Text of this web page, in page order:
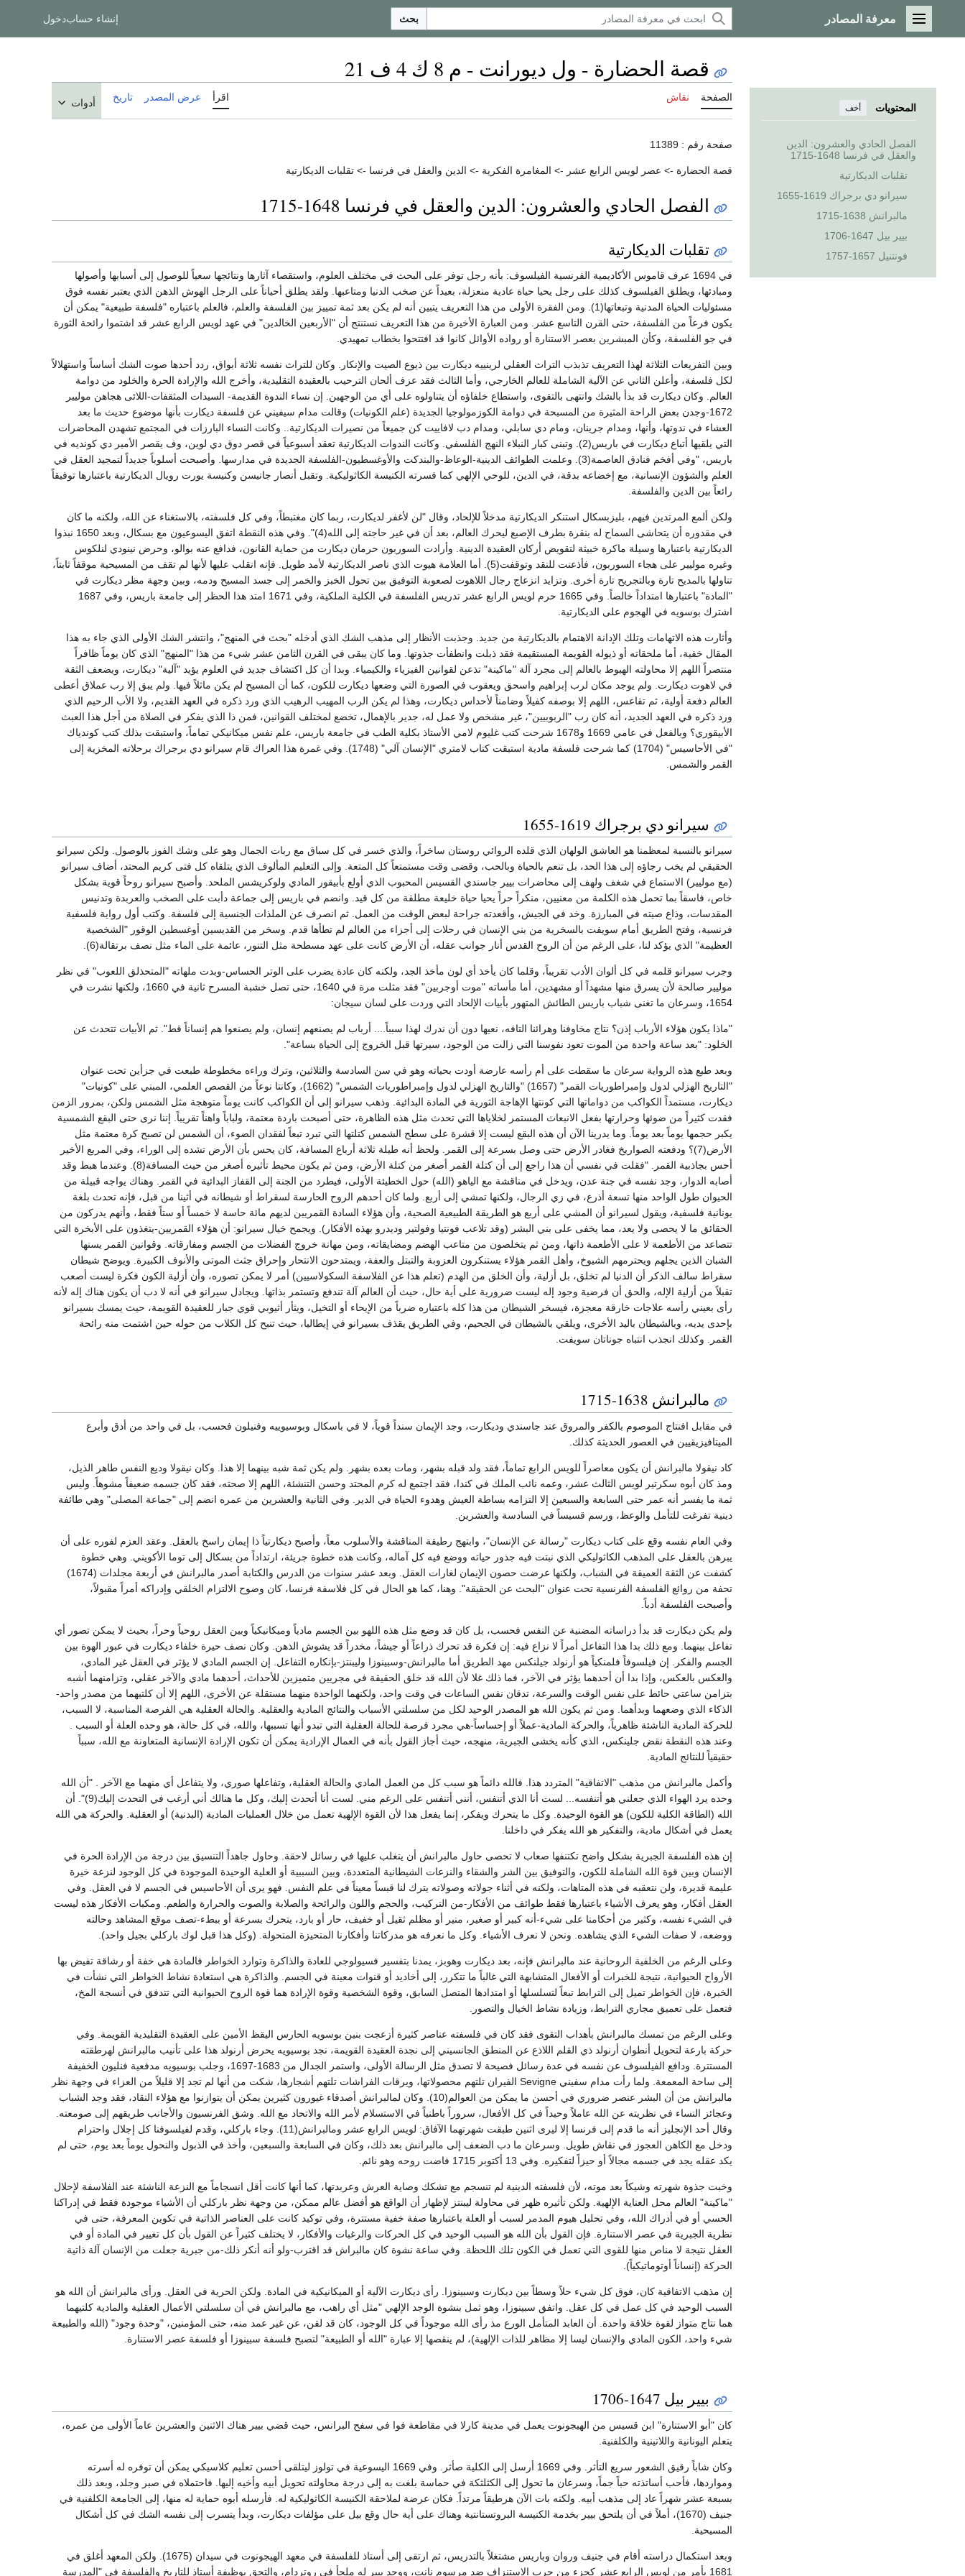
القائمة الرئيسية
معرفة المصادر بحث إنشاء حسابدخول
المحتويات أخف
الفصل الحادي والعشرون: الدين
والعقل في فرنسا 1648-1715
تقلبات الديكارتية
سيرانو دي برجراك 1619-1655
مالبرانش 1638-1715
بيير بيل 1647-1706
فونتنيل 1657-1757
قصة الحضارة - ول ديورانت - م 8 ك 4 ف 21
الصفحة نقاش اقرأ عرض المصدر تاريخ أدوات
صفحة رقم : 11389
قصة الحضارة -> عصر لويس الرابع عشر -> المغامرة الفكرية -> الدين والعقل في فرنسا -> تقلبات الديكارتية
الفصل الحادي والعشرون: الدين والعقل في فرنسا 1648-1715
تقلبات الديكارتية
في 1694 عرف قاموس الأكاديمية الفرنسية الفيلسوف: بأنه رجل توفر على البحث في مختلف العلوم، واستقصاء آثارها ونتائجها سعياً للوصول إلى أسبابها وأصولها
ومبادئها، ويطلق الفيلسوف كذلك على رجل يحيا حياة عادية منعزلة، بعيداً عن صخب الدنيا ومتاعبها. ولقد يطلق أحياناً على الرجل الهوش الذهن الذي يعتبر نفسه فوق
مسئوليات الحياة المدنية وتبعاتها(1). ومن الفقرة الأولى من هذا التعريف يتبين أنه لم يكن بعد ثمة تمييز بين الفلسفة والعلم، فالعلم باعتباره "فلسفة طبيعية" يمكن أن
يكون فرعاً من الفلسفة، حتى القرن التاسع عشر. ومن العبارة الأخيرة من هذا التعريف نستنتج أن "الأربعين الخالدين" في عهد لويس الرابع عشر قد اشتموا رائحة الثورة
في جو الفلسفة، وكأن المبشرين بعصر الاستنارة أو رواده الأوائل كانوا قد افتتحوا بخطاب تمهيدي.
وبين التفريعات الثلاثة لهذا التعريف تذبذب التراث العقلي لرينييه ديكارت بين ذيوع الصيت والإنكار. وكان للتراث نفسه ثلاثة أبواق، ردد أحدها صوت الشك أساساً واستهلالاً
لكل فلسفة، وأعلن الثاني عن الآلية الشاملة للعالم الخارجي، وأما الثالث فقد عزف ألحان الترحيب بالعقيدة التقليدية، وأخرج الله والإرادة الحرة والخلود من دوامة
العالم. وكان ديكارت قد بدأ بالشك وانتهى بالتقوى، واستطاع خلفاؤه أن يتناولوه على أي من الوجهين. إن نساء الندوة القديمة- السيدات المثقفات-اللائى هجاهن موليير
1672-وجدن بعض الراحة المثيرة من المسبحة في دوامة الكوزمولوجيا الجديدة (علم الكونيات) وقالت مدام سيفيني عن فلسفة ديكارت بأنها موضوع حديث ما بعد
العشاء في ندوتها، وأنها، ومدام جرينان، ومام دي سابلي، ومدام دب لافاييت كن جميعاً من نصيرات الديكارتية.. وكانت النساء البارزات في المجتمع تشهدن المحاضرات
التي يلقيها أتباع ديكارت في باريس(2). وتبنى كبار النبلاء النهج الفلسفي. وكانت الندوات الديكارتية تعقد أسبوعياً في قصر دوق دي لوين، وف يقصر الأمير دي كونديه في
باريس، "وفي أفخم فنادق العاصمة(3). وعلمت الطوائف الدينية-الوعاظ-والبندكت والأوغسطيون-الفلسفة الجديدة في مدارسها. وأصبحت أسلوباً جديداً لتمجيد العقل في
العلم والشؤون الإنسانية، مع إخضاعه بدقة، في الدين، للوحي الإلهي كما فسرته الكنيسة الكاثوليكية. وتقبل أنصار جانيسن وكنيسة يورت رويال الديكارتية باعتبارها توفيقاً
رائعاً بين الدين والفلسفة.
ولكن ألمع المرتدين فيهم، بليزبسكال استنكر الديكارتية مدخلاً للإلحاد، وقال "لن لأغفر لديكارت، ربما كان مغتبطاً، وفي كل فلسفته، بالاستغناء عن الله، ولكنه ما كان
في مقدوره أن يتحاشى السماح له بنقرة بطرف الإصبع ليحرك العالم، بعد أن في غير حاجته إلى الله(4)". وفي هذه النقطة اتفق اليسوعيون مع بسكال، وبعد 1650 نبذوا
الديكارتية باعتبارها وسيلة ماكرة خبيثة لتقويض أركان العقيدة الدينية. وأرادت السوربون حرمان ديكارت من حماية القانون، فدافع عنه بوالو، وحرض نينودي لنلكوس
وغيره موليير على هجاء السوربون، فأذعنت للنقد وتوقفت(5). أما العلامة هيوت الذي ناصر الديكارتية لأمد طويل. فإنه انقلب عليها لأنها لم تقف من المسيحية موقفاً ثابتاً،
تناولها بالمديح تارة وبالتجريح تارة أخرى. وتزايد انزعاج رجال اللاهوت لصعوبة التوفيق بين تحول الخبز والخمر إلى جسد المسيح ودمه، وبين وجهة مظر ديكارت في
"المادة" باعتبارها امتداداً خالصاً. وفي 1665 حرم لويس الرابع عشر تدريس الفلسفة في الكلية الملكية، وفي 1671 امتد هذا الحظر إلى جامعة باريس، وفي 1687
اشترك بوسويه في الهجوم على الديكارتية.
وأثارت هذه الاتهامات وتلك الإدانة الاهتمام بالديكارتية من جديد. وجذبت الأنظار إلى مذهب الشك الذي أدخله "بحث في المنهج"، وانتشر الشك الأولى الذي جاء به هذا
المقال خفية، أما ملحقاته أو ذيوله القويمة المستقيمة فقد ذبلت وانطفأت جذوتها. وما كان يبقى في القرن الثامن عشر شيء من هذا "المنهج" الذي كان يوماً ظافراً
منتصراً اللهم إلا محاولته الهبوط بالعالم إلى مجرد آلة "ماكينة" تذعن لقوانين الفيزياء والكيمياء. وبدا أن كل اكتشاف جديد في العلوم يؤيد "آلية" ديكارت، ويضعف الثقة
في لاهوت ديكارت. ولم يوجد مكان لرب إبراهيم واسحق ويعقوب في الصورة التي وضعها ديكارت للكون، كما أن المسيح لم يكن ماثلاً فيها. ولم يبق إلا رب عملاق أعطى
العالم دفعة أولية، ثم تقاعس، اللهم إلا بوصفه كفيلاً وضامناً لأحداس ديكارت، وهذا لم يكن الرب المهيب الرهيب الذي ورد ذكره في العهد القديم، ولا الأب الرحيم الذي
ورد ذكره في العهد الجديد، أنه كان رب "الربوبيين"، غير مشخص ولا عمل له، جدير بالإهمال، تخضع لمختلف القوانين، فمن ذا الذي يفكر في الصلاة من أجل هذا العبث
الأبيقوري؟ وبالفعل في عامي 1669 و1678 شرحت كتب غليوم لامي الأستاذ بكلية الطب في جامعة باريس، علم نفس ميكانيكي تماماً، واستبقت بذلك كتب كوندياك
"في الأحاسيس" (1704) كما شرحت فلسفة مادية استبقت كتاب لامتري "الإنسان آلي" (1748). وفي غمرة هذا العراك قام سيرانو دي برجراك برحلاته المخزية إلى
القمر والشمس.
سيرانو دي برجراك 1619-1655
سيرانو بالنسبة لمعظمنا هو العاشق الولهان الذي قلده الروائي روستان ساخراً، والذي خسر في كل سباق مع ربات الجمال وهو على وشك الفوز بالوصول. ولكن سيرانو
الحقيقي لم يخب رجاؤه إلى هذا الحد، بل تنعم بالحياة وبالحب، وقضى وقت مستمتعاً كل المتعة. وإلى التعليم المألوف الذي يتلقاه كل فتى كريم المحتد، أضاف سيرانو
(مع موليير) الاستماع في شغف ولهف إلى محاضرات بيير جاسندي القسيس المحبوب الذي أولع بأبيقور المادي ولوكريشس الملحد. وأصبح سيرانو روحاً قوية بشكل
خاص، فاسقاً بما تحمل هذه الكلمة من معنيين، منكراً حراً يحيا حياة خليعة مطلقة من كل قيد. وانضم في باريس إلى جماعة دأبت على الصخب والعربدة وتدنيس
المقدسات، وذاع صيته في المبارزة. وخد في الجيش، وأقعدته جراحة لبعض الوقت من العمل. ثم انصرف عن الملذات الجنسية إلى فلسفة. وكتب أول رواية فلسفية
فرنسية، وفتح الطريق أمام سويفت بالسخرية من بني الإنسان في رحلات إلى أجزاء من العالم لم تطأها قدم. وسخر من القديسين أوغسطين الوقور "الشخصية
العظيمة" الذي يؤكد لنا، على الرغم من أن الروح القدس أنار جوانب عقله، أن الأرض كانت على عهد مسطحة مثل التنور، عائمة على الماء مثل نصف برتقالة(6).
وجرب سيرانو قلمه في كل ألوان الأدب تقريباً، وقلما كان يأخذ أي لون مأخذ الجد، ولكنه كان عادة يضرب على الوتر الحساس-وبدت ملهاته "المتحذلق اللعوب" في نظر
موليير صالحة لأن يسرق منها مشهداً أو مشهدين، أما مأساته "موت أوجربين" فقد مثلت مرة في 1640، حتى تصل خشبة المسرح ثانية في 1660، ولكنها نشرت في
1654، وسرعان ما تغنى شباب باريس الطائش المتهور بأبيات الإلحاد التي وردت على لسان سيجان:
"ماذا يكون هؤلاء الأرباب إذن؟ نتاج مخاوفنا وهرائنا التافه، نعيها دون أن ندرك لهذا سبباً.... أرباب لم يصنعهم إنسان، ولم يصنعوا هم إنساناً قط". ثم الأبيات تتحدث عن
الخلود: "بعد ساعة واحدة من الموت تعود نفوسنا التي زالت من الوجود، سيرتها قبل الخروج إلى الحياة بساعة".
وبعد طبع هذه الرواية سرعان ما سقطت على أم رأسه عارضة أودت بحياته وهو في سن السادسة والثلاثين، وترك وراءه مخطوطة طبعت في جزأين تحت عنوان
"التاريخ الهزلي لدول وإمبراطوريات القمر" (1657) "والتاريخ الهزلي لدول وإمبراطوريات الشمس" (1662)، وكانتا نوعاً من القصص العلمي، المبني على "كونيات"
ديكارت، مستمداً الكواكب من دواماتها التي كونتها الإهاجة الثورية في المادة البدائية. وذهب سيرانو إلى أن الكواكب كانت يوماً متوهجة مثل الشمس ولكن، بمرور الزمن
فقدت كثيراً من ضوئها وحرارتها بفعل الانبعاث المستمر لخلاياها التي تحدث مثل هذه الظاهرة، حتى أصبحت باردة معتمة، ولباباً واهناً تقريباً. إننا نرى حتى البقع الشمسية
يكبر حجمها يوماً بعد يوماً. وما يدرينا الآن أن هذه البقع ليست إلا قشرة على سطح الشمس كتلتها التي تبرد تبعاً لفقدان الضوء، أن الشمس لن تصبح كرة معتمة مثل
الأرض(7)؟ ودفعته الصواريخ فغادر الأرض حتى وصل بسرعة إلى القمر. ولحظ أنه طيلة ثلاثة أرباع المسافة، كان يحس بأن الأرض تشده إلى الوراء، وفي المربع الأخير
أحس بجاذبية القمر. "فقلت في نفسي أن هذا راجع إلى أن كتلة القمر أصغر من كتلة الأرض، ومن ثم يكون محيط تأثيره أصغر من حيث المسافة(8). وعندما هبط وقد
أصابه الدوار، وجد نفسه في جنة عدن، ويدخل في مناقشة مع الياهو (الله) حول الخطيئة الأولى، فيطرد من الجنة إلى القفاز البدائية في القمر. وهناك يواجه قبيلة من
الحيوان طول الواحد منها تسعة أذرع، في زي الرجال، ولكنها تمشي إلى أربع. ولما كان أحدهم الروح الحارسة لسقراط أو شيطانه في أثينا من قبل، فإنه تحدث بلغة
يونانية فلسفية، ويقول لسيرانو أن المشي على أربع هو الطريقة الطبيعية الصحية، وأن هؤلاء السادة القمريين لديهم مائة حاسة لا خمساً أو ستاً فقط، وأنهم يدركون من
الحقائق ما لا يحصى ولا يعد، مما يخفى على بني البشر (وقد تلاعب فونتيا وفولتير وديدرو بهذه الأفكار). ويجمح خيال سيرانو: أن هؤلاء القمريين-يتغذون على الأبخرة التي
تتصاعد من الأطعمة لا على الأطعمة ذاتها، ومن ثم يتخلصون من متاعب الهضم ومضايقاته، ومن مهانة خروج الفضلات من الجسم ومفارقاته. وقوانين القمر يسنها
الشبان الذين يجلهم ويحترمهم الشيوخ، وأهل القمر هؤلاء يستنكرون العزوبة والتبتل والعفة، ويمتدحون الانتحار وإحراق جثث الموتى والأنوف الكبيرة. ويوضح شيطان
سقراط سالف الذكر أن الدنيا لم تخلق، بل أزلية، وأن الخلق من الهدم (تعلم هذا عن الفلاسفة السكولاسيين) أمر لا يمكن تصوره، وأن أزلية الكون فكرة ليست أصعب
تقبلاً من أزلية الإله، والحق أن فرضية وجود إله ليست ضرورية على أية حال، حيث أن العالم آلة تندفع وتستمر بذاتها. ويجادل سيرانو في أنه لا دب أن يكون هناك إله لأنه
رأى بعيني رأسه علاجات خارقة معجزة، فيسخر الشيطان من هذا كله باعتباره ضرباً من الإيحاء أو التخيل، ويثأر أثيوبي قوي جبار للعقيدة القويمة، حيث يمسك بسيرانو
بإحدى يديه، وبالشيطان باليد الأخرى، ويلقي بالشيطان في الجحيم، وفي الطريق يقذف بسيرانو في إيطاليا، حيث تنبح كل الكلاب من حوله حين اشتمت منه رائحة
القمر. وكذلك انجذب انتباه جوناتان سويفت.
مالبرانش 1638-1715
في مقابل افنتاج الموصوم بالكفر والمروق عند جاسندي وديكارت، وجد الإيمان سنداً قوياً، لا في باسكال وبوسيوييه وفنيلون فحسب، بل في واحد من أدق وأبرع
الميتافيزيقيين في العصور الحديثة كذلك.
كاد نيقولا مالبرانش أن يكون معاصراً للويس الرابع تماماً، فقد ولد قبله بشهر، ومات بعده بشهر. ولم يكن ثمة شبه بينهما إلا هذا. وكان نيقولا وديع النفس طاهر الذيل،
ومذ كان أبوه سكرتير لويس الثالث عشر، وعمه نائب الملك في كندا، فقد اجتمع له كرم المحتد وحسن التنشئة، اللهم إلا صحته، فقد كان جسمه ضعيفاً مشوهاً. وليس
ثمة ما يفسر أنه عمر حتى السابعة والسبعين إلا التزامه بساطة العيش وهدوء الحياة في الدير. وفي الثانية والعشرين من عمره انضم إلى "جماعة المصلى" وهي طائفة
دينية تفرغت للتأمل والوعظ، ورسم قسيساً في السادسة والعشرين.
وفي العام نفسه وقع على كتاب ديكارت "رسالة عن الإنسان"، وابتهج رطيقة المناقشة والأسلوب معاً، وأصبح ديكارتياً ذا إيمان راسخ بالعقل. وعقد العزم لفوره على أن
يبرهن بالعقل على المذهب الكاثوليكي الذي نبتت فيه جذور حياته ووضع فيه كل آماله، وكانت هذه خطوة جريئة، ارتداداً من بسكال إلى توما الأكويني. وهي خطوة
كشفت عن الثقة العميقة في الشباب، ولكنها عرضت حصون الإيمان لغارات العقل. وبعد عشر سنوات من الدرس والكتابة أصدر مالبرانش في أربعة مجلدات (1674)
تحفة من روائع الفلسفة الفرنسية تحت عنوان "البحث عن الحقيقة". وهنا، كما هو الحال في كل فلاسفة فرنسا، كان وضوح الالتزام الخلقي وإدراكه أمراً مقبولاً،
وأصبحت الفلسفة أدباً.
ولم يكن ديكارت قد بدأ دراساته المضنية عن النفس فحسب، بل كان قد وضع مثل هذه اللهو بين الجسم مادياً وميكانيكياً وبين العقل روحياً وحراً، بحيث لا يمكن تصور أي
تفاعل بينهما. ومع ذلك بدا هذا التفاعل أمراً لا نزاع فيه: إن فكرة قد تحرك ذراعاً أو جيشاً، مخدراً قد يشوش الذهن. وكان نصف حيرة خلفاء ديكارت في عبور الهوة بين
الجسم والفكر. إن فيلسوفاً فلمنكياً هو أرنولد جيلنكس مهد الطريق أما مالبرانش-وسبينوزا وليبنتز-بإنكاره التفاعل. إن الجسم المادي لا يؤثر في العقل غير المادي،
والعكس بالعكس، وإذا بدا أن أحدهما يؤثر في الآخر، فما ذلك غلا لأن الله قد خلق الحقيقة في مجريين متميزين للأحداث، أحدهما مادي والآخر عقلي، وتزامنهما أشبه
بتزامن ساعتي حائط على نفس الوقت والسرعة، تدقان نفس الساعات في وقت واحد، ولكنهما الواحدة منهما مستقلة عن الأخرى، اللهم إلا أن كلتيهما من مصدر واحد-
الذكاء الذي وضعهما وبدأهما. ومن ثم يكون الله هو المصدر الوحيد لكل من سلسلتي الأسباب والنتائج المادية والعقلية. والحالة العقلية هي الفرصة المناسبة، لا السبب،
للحركة المادية الناشئة ظاهرياً، والحركة المادية-عملاً أو إحساساً-هي مجرد فرصة للحالة العقلية التي تبدو أنها تسببها، والله، في كل حالة، هو وحده العلة أو السبب .
وعند هذه النقطة نقض جلينكس، الذي كأنه يخشى الجبرية، منهجه، حيث أجاز القول بأنه في العمال الإرادية يمكن أن تكون الإرادة الإنسانية المتعاونة مع الله، سبباً
حقيقياً للنتائج المادية.
وأكمل مالبرانش من مذهب "الاتفاقية" المتردد هذا. فالله دائماً هو سبب كل من العمل المادي والحالة العقلية، وتفاعلها صوري، ولا يتفاعل أي منهما مع الآخر . "أن الله
وحده يرد الهواء الذي جعلني هو أتنفسه... لست أنا الذي أتنفس، أنني أتنفس على الرغم مني. لست أنا أتحدث إليك، وكل ما هنالك أني أرغب في التحدث إليك(9)". أن
الله (الطاقة الكلية للكون) هو القوة الوحيدة. وكل ما يتحرك ويفكر، إنما يفعل هذا لأن القوة الإلهية تعمل من خلال العمليات المادية (البدنية) أو العقلية. والحركة هي الله
يعمل في أشكال مادية، والتفكير هو الله يفكر في داخلنا.
إن هذه الفلسفة الجبرية بشكل واضح تكتنفها صعاب لا تحصى حاول مالبرانش أن يتغلب عليها في رسائل لاحقة. وحاول جاهداً التنسيق بين درجة من الإرادة الحرة في
الإنسان وبين قوة الله الشاملة للكون، والتوفيق بين الشر والشقاء والنزعات الشيطانية المتعددة، وبين السببية أو العلية الوحيدة الموجودة في كل الوجود لنزعة خيرة
عليمة قديرة، ولن نتعقبه في هذه المتاهات، ولكنه في أثناء جولاته وصولاته يترك لنا قبساً معيناً في علم النفس. فهو يرى أن الأحاسيس في الجسم لا في العقل. وفي
العقل أفكار، وهو يعرف الأشياء باعتبارها فقط طوائف من الأفكار-من التركيب، والحجم واللون والرائحة والصلابة والصوت والحرارة والطعم. ومكبات الأفكار هذه ليست
في الشيء نفسه، وكثير من أحكامنا على شيء-أنه كبير أو صغير، منير أو مظلم ثقيل أو خفيف، حار أو بارد، يتحرك بسرعة أو ببطء-تصف موقع المشاهد وحالته
ووضعه، لا صفات الشيء الذي يشاهده. ونحن لا نعرف الأشياء. وكل ما نعرفه هو مدركاتنا وأفكارنا المتحيزة المتحولة. (وكل هذا قبل لوك باركلي بجيل واحد).
وعلى الرغم من الخلفية الروحانية عند مالبرانش فإنه، بعد ديكارت وهوبز، يمدنا بتفسير فسيولوجي للعادة والذاكرة وتوارد الخواطر فالمادة هي خفة أو رشاقة تفيض بها
الأرواح الحيوانية، نتيجة للخبرات أو الأفعال المتشابهة التي غالباً ما تتكرر، إلى أخاديد أو قنوات معينة في الجسم. والذاكرة هي استعادة نشاط الخواطر التي نشأت في
الخبرة، فإن الخواطر تميل إلى الترابط تبعاً لتسلسلها أو امتدادها المتصل السابق، وقوة الشخصية وقوة الإرادة هما قوة الروح الحيوانية التي تتدفق في أنسجة المخ،
فتعمل على تعميق مجاري الترابط، وزيادة نشاط الخيال والتصور.
وعلى الرغم من تمسك مالبرانش بأهداب التقوى فقد كان في فلسفته عناصر كثيرة أزعجت بنين بوسويه الحارس اليقظ الأمين على العقيدة التقليدية القويمة. وفي
حركة بارعة لتحويل أنطوان أرنولد ذي القلم اللاذع عن المنطق الجانسيني إلى نجدة العقيدة القويمة، نجد بوسيويه يحرض أرنولد هذا على تأنيب مالبرانش لهرطقته
المستترة. ودافع الفيلسوف عن نفسه في عدة رسائل فصيحة لا تصدق مثل الرسالة الأولى، واستمر الجدال من 1683-1697، وجلب بوسيويه مدفعية فنليون الخفيفة
إلى ساحة المعمعة. ولما رأت مدام سفيني Sevigne الفيران تلتهم محصولاتها، ويرقات الفراشات تلتهم أشجارها، شكت من أنها لم تجد إلا قليلاً من العزاء في وجهة نظر
مالبرانش من أن البشر عنصر ضروري في أحسن ما يمكن من العوالم(10). وكان لمالبرانش أصدقاء غيورون كثيرين يمكن أن يتوازنوا مع هؤلاء النقاد، فقد وجد الشباب
وعجائز النساء في نظريته عن الله عاملاً وحيداً في كل الأفعال، سروراً باطنياً في الاستسلام لأمر الله والاتحاد مع الله. وشق الفرنسيون والأجانب طريقهم إلى صومعته.
وقال أحد الإنجليز أنه ما قدم إلى فرنسا إلا ليرى اثنين طبقت شهرتهما الآفاق: لويس الرابع عشر ومالبرانش(11). وجاء باركلي، وقدم لفيلسوفنا كل إجلال واحترام
ودخل مع الكاهن العجوز في نقاش طويل. وسرعان ما دب الضعف إلى مالبرانش بعد ذلك، وكان في السابعة والسبعين، وأخذ في الذبول والنحول يوماً بعد يوم، حتى لم
يكد عقله يجد في جسمه مجالاً أو حيزاً لتفكيره. وفي 13 أكتوبر 1715 فاضت روحه وهو نائم.
وخبت جذوة شهرته وشيكاً بعد موته، لأن فلسفته الدينية لم تنسجم مع تشكك وصاية العرش وعربدتها، كما أنها كانت أقل انسجاماً مع النزعة الناشئة عند الفلاسفة لإحلال
"ماكينة" العالم محل العناية الإلهية. ولكن تأثيره ظهر في محاولة ليبنتز لإظهار أن الواقع هو أفضل عالم ممكن، من وجهة نظر باركلي أن الأشياء موجودة فقط في إدراكنا
الحسي أو في أدراك الله، وفي تحليل هيوم المدمر لسبب أو العلة باعتبارها صفة خفية مستترة، وفي توكيد كانت على العناصر الذاتية في تكوين المعرفة، حتى في
نظرية الجبرية في عصر الاستنارة. فإن القول بأن الله هو السبب الوحيد في كل الحركات والرغبات والأفكار، لا يختلف كثيراً عن القول بأن كل تغيير في المادة أو في
العقل نتيجة لا مناص منها للقوى التي تعمل في الكون تلك اللحظة. وفي ساعة نشوة كان مالبراش قد اقترب-ولو أنه أنكر ذلك-من جبرية جعلت من الإنسان آلة ذاتية
الحركة (إنساناً أوتوماتيكياً).
إن مذهب الاتفاقية كان، فوق كل شيء حلاً وسطاً بين ديكارت وسبينوزا. رأى ديكارت الآلية أو الميكانيكية في المادة. ولكن الحرية في العقل. ورأى مالبرانش أن الله هو
السبب الوحيد في كل عمل في كل عقل. واتفق سبينوزا، وهو ثمل بنشوة الوجد الإلهي "مثل أي راهب، مع مالبرانش في أن سلسلتي الأعمال العقلية والمادية كلتيهما
هما نتاج متواز لقوة خلاقة واحدة. أن العابد المتأمل الورع مذ رأى الله موجوداً في كل الوجود، كان قد لقن، عن غير عمد منه، حتى المؤمنين، "وحدة وجود" (الله والطبيعة
شيء واحد، الكون المادي والإنسان ليسا إلا مظاهر للذات الإلهية)، لم ينقصها إلا عبارة "الله أو الطبيعة" لتصبح فلسفة سبينوزا أو فلسفة عصر الاستنارة.
بيير بيل 1647-1706
كان "أبو الاستنارة" ابن قسيس من الهيجونوت يعمل في مدينة كارلا في مقاطعة فوا في سفح البرانس، حيث قضي بيير هناك الاثنين والعشرين عاماً الأولى من عمره،
يتعلم اليونانية واللاتينية والكلفنية.
وكان شاباً رقيق الشعور سريع التأثر. وفي 1669 أرسل إلى الكلية صأثر. وفي 1669 اليسوعية في تولوز ليتلقى أحسن تعليم كلاسيكي يمكن أن توفره له أسرته
ومواردها، فأحب أساتذته حباً جماً، وسرعان ما تحول إلى الكثلثكة في حماسة بلغت به إلى درجة محاولته تحويل أبيه وأخيه إليها. فاحتملاه في صبر وجلد، وبعد ذلك
بسبعة عشر شهراً عاد إلى مذهب أبيه. ولكنه بات الآن هرطيقاً مرتداً. فكان عرضة لملاحقة الكنيسة الكاثوليكية له. فأرسله أبوه حماية له منها، إلى الجامعة الكلفنية في
جنيف (1670)، أملاً في أن يلتحق بيير بخدمة الكنيسة البروتستانتية وهناك على أية حال وقع بيل على مؤلفات ديكارت، وبدأ يتسرب إلى نفسه الشك في كل أشكال
المسيحية.
وبعد استكمال دراسته أقام في جنيف وروان وباريس مشتغلاً بالتدريس، ثم ارتقى إلى أستاذ للفلسفة في معهد الهيجونوت في سيدان (1675). ولكن المعهد أغلق في
1681 بأمر من لويس الرابع عشر كجزء من حرب الاستنزاف ضد مرسوم نانت، ووجد بيير له ملجأ في روتردام، والتحق بوظيفة أستاذ للتاريخ والفلسفة في "المدرسة